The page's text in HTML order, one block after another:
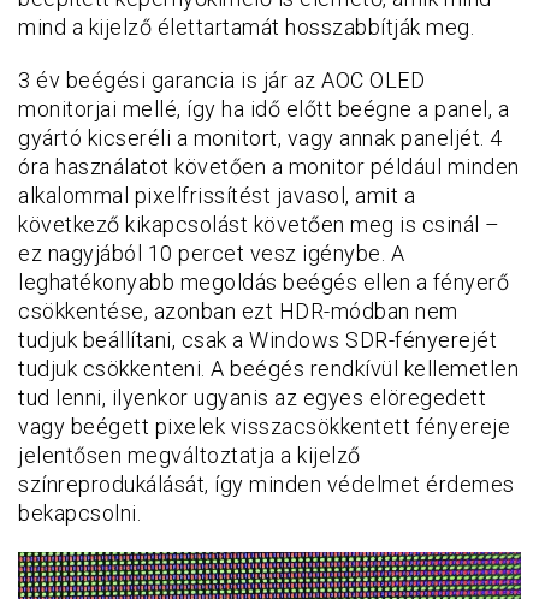
mind a kijelző élettartamát hosszabbítják meg.
3 év beégési garancia is jár az AOC OLED
monitorjai mellé, így ha idő előtt beégne a panel, a
gyártó kicseréli a monitort, vagy annak paneljét. 4
óra használatot követően a monitor például minden
alkalommal pixelfrissítést javasol, amit a
következő kikapcsolást követően meg is csinál –
ez nagyjából 10 percet vesz igénybe. A
leghatékonyabb megoldás beégés ellen a fényerő
csökkentése, azonban ezt HDR-módban nem
tudjuk beállítani, csak a Windows SDR-fényerejét
tudjuk csökkenteni. A beégés rendkívül kellemetlen
tud lenni, ilyenkor ugyanis az egyes elöregedett
vagy beégett pixelek visszacsökkentett fényereje
jelentősen megváltoztatja a kijelző
színreprodukálását, így minden védelmet érdemes
bekapcsolni.